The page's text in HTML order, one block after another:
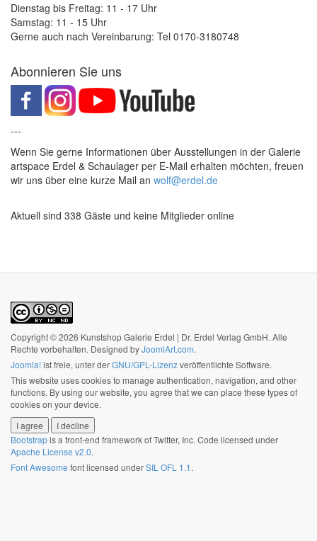
Dienstag bis Freitag: 11 - 17 Uhr
Samstag: 11 - 15 Uhr
Gerne auch nach Vereinbarung: Tel 0170-3180748
Abonnieren Sie uns
---
Wenn Sie gerne Informationen über Ausstellungen in der Galerie
artspace Erdel & Schaulager per E-Mail erhalten möchten, freuen
wir uns über eine kurze Mail an wolf@erdel.de
Aktuell sind 338 Gäste und keine Mitglieder online
Copyright © 2026 Kunstshop Galerie Erdel | Dr. Erdel Verlag GmbH. Alle
Rechte vorbehalten. Designed byJoomlArt.com.
Joomla!ist freie, unter derGNU/GPL-Lizenzveröffentlichte Software.
This website uses cookies to manage authentication, navigation, and other
functions. By using our website, you agree that we can place these types of
cookies on your device.
I agree
I decline
Bootstrapis a front-end framework of Twitter, Inc. Code licensed under
Apache License v2.0.
Font Awesome font licensed underSIL OFL 1.1.